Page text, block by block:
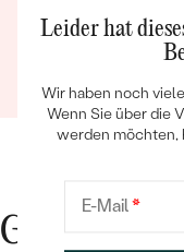
Problemen mit
23.06.2025
Gute
Leider hat
Wir haben noch
Wenn Sie über die
werden möchten,
E-Mail*